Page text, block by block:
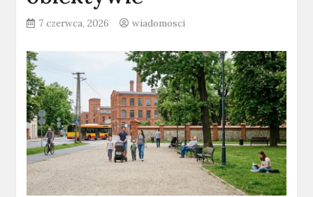
7 czerwca, 2026 wiadomosci